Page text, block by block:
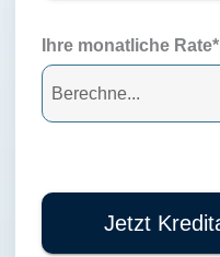
Ihre monatliche Rate*
Jetzt